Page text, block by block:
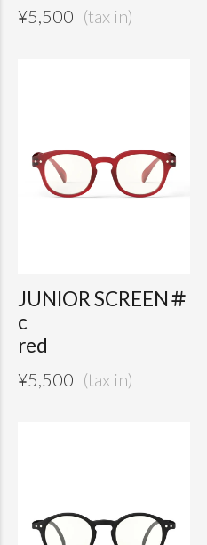
¥5,500
JUNIOR SCREEN＃
c
red
¥5,500